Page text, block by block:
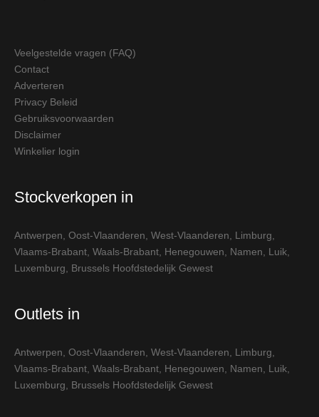
Veelgestelde vragen (FAQ)
Contact
Adverteren
Privacy Beleid
Gebruiksvoorwaarden
Disclaimer
Winkelier login
Stockverkopen in
Antwerpen Oost-Vlaanderen West-Vlaanderen Limburg
Vlaams-Brabant Waals-Brabant Henegouwen Namen Luik
Luxemburg
Brussels Hoofdstedelijk Gewest
Outlets in
Antwerpen Oost-Vlaanderen West-Vlaanderen Limburg
Vlaams-Brabant Waals-Brabant Henegouwen Namen Luik
Luxemburg
Brussels Hoofdstedelijk Gewest